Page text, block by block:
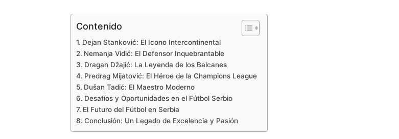
Contenido
Dejan Stanković: El Icono Intercontinental
Nemanja Vidić: El Defensor Inquebrantable
Dragan Džajić: La Leyenda de los Balcanes
Predrag Mijatović: El Héroe de la Champions League
Dušan Tadić: El Maestro Moderno
Desafíos y Oportunidades en el Fútbol Serbio
El Futuro del Fútbol en Serbia
Conclusión: Un Legado de Excelencia y Pasión